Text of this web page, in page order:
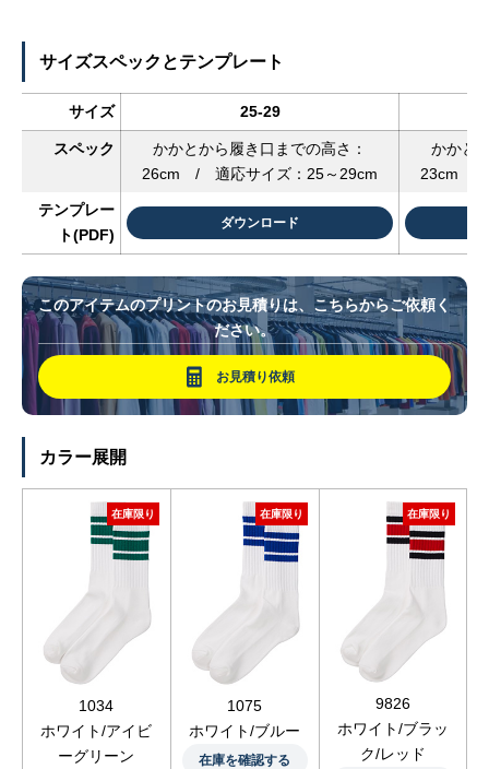
サイズスペックとテンプレート
サイズ 25-29
スペック
かかとから履き口までの高さ：
26cm / 適応サイズ：25～29cm
かかと
23cm /
テンプレー
ト(PDF)
ダウンロード
このアイテムのプリントのお見積りは、こちらからご依頼く
ださい。
お見積り依頼
カラー展開
在庫限り
1034
ホワイト/アイビ
ーグリーン
在庫限り
1075
ホワイト/ブルー
在庫を確認する
在庫限り
9826
ホワイト/ブラッ
ク/レッド